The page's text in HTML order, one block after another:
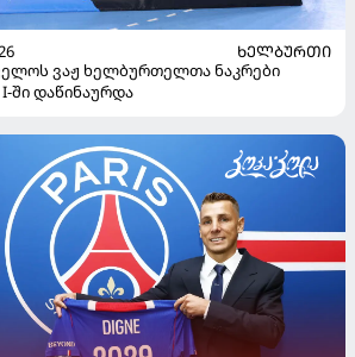
ᲮᲔᲚᲑᲣᲠᲗᲘ
ვაჟ ხელბურთელთა ნაკრები
I-ში დაწინაურდა